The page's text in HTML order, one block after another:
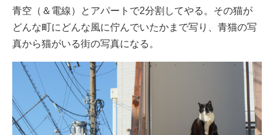
青空（＆電線）とアパートで2分割してやる。その猫が
どんな町にどんな風に佇んでいたかまで写り、青猫の写
真から猫がいる街の写真になる。